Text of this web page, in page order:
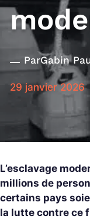
ParGabin
29 janvier 2026
L’esclavage
millions de
certains pays
la lutte contre ce